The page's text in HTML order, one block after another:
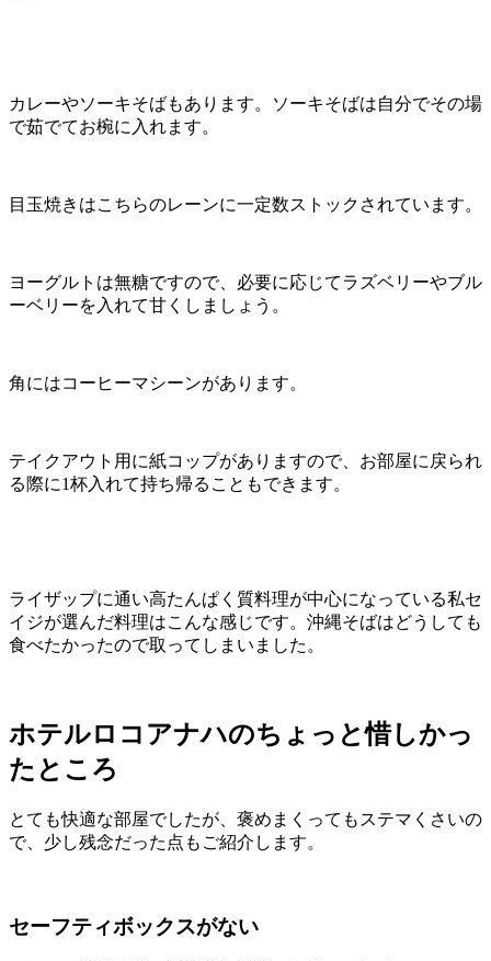
カレーやソーキそばもあります。ソーキそばは自分でその場
で茹でてお椀に入れます。
目玉焼きはこちらのレーンに一定数ストックされています。
ヨーグルトは無糖ですので、必要に応じてラズベリーやブル
ーベリーを入れて甘くしましょう。
角にはコーヒーマシーンがあります。
テイクアウト用に紙コップがありますので、お部屋に戻られ
る際に1杯入れて持ち帰ることもできます。
ライザップに通い高たんぱく質料理が中心になっている私セ
イジが選んだ料理はこんな感じです。沖縄そばはどうしても
食べたかったので取ってしまいました。
ホテルロコアナハのちょっと惜しかっ
たところ
とても快適な部屋でしたが、褒めまくってもステマくさいの
で、少し残念だった点もご紹介します。
セーフティボックスがない